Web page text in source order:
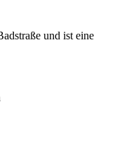
und ist eine